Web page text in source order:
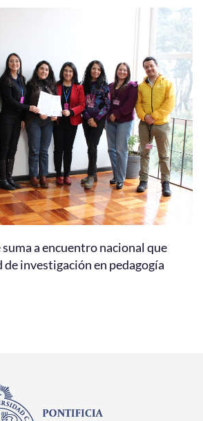
a encuentro nacional que
de investigación en pedagogía